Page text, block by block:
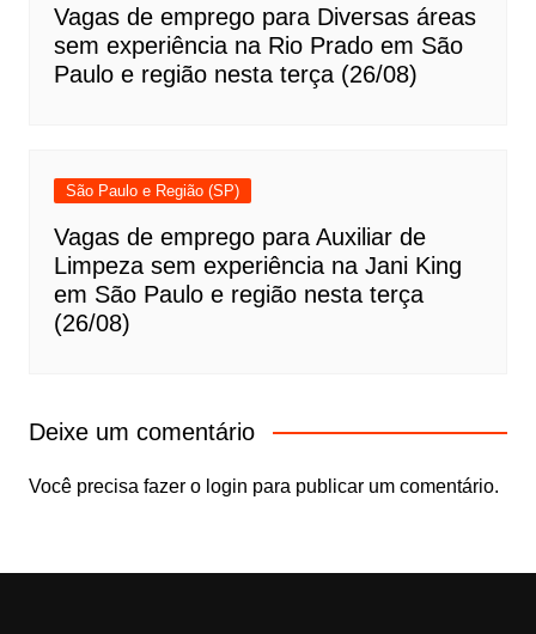
Vagas de emprego para Diversas áreas
sem experiência na Rio Prado em São
Paulo e região nesta terça (26/08)
São Paulo e Região (SP)
Vagas de emprego para Auxiliar de
Limpeza sem experiência na Jani King
em São Paulo e região nesta terça
(26/08)
Deixe um comentário
Você precisa fazer o login para publicar um comentário.